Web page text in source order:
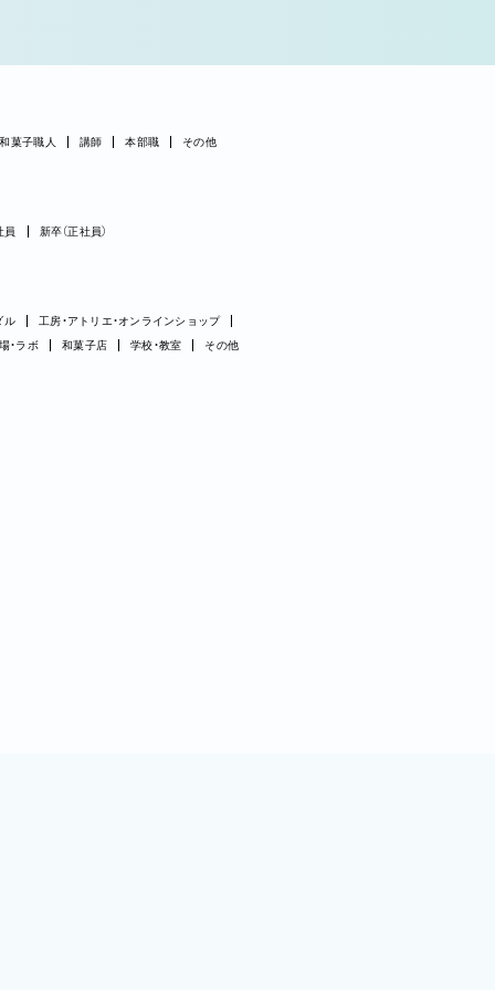
和菓子職人 講師 本部職 その他
員 新卒（正社員）
ル
工房・アトリエ・オンラインショップ
・ラボ 和菓子店 学校・教室 その他